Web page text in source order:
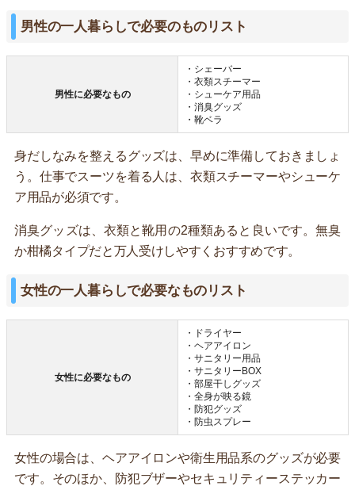
男性の一人暮らしで必要のものリスト
男性に必要なもの
・シェーバー
・衣類スチーマー
・シューケア用品
・消臭グッズ
・靴ベラ
身だしなみを整えるグッズは、早めに準備しておきましょ
う。仕事でスーツを着る人は、衣類スチーマーやシューケ
ア用品が必須です。
消臭グッズは、衣類と靴用の2種類あると良いです。無臭
か柑橘タイプだと万人受けしやすくおすすめです。
女性の一人暮らしで必要なものリスト
女性に必要なもの
・ドライヤー
・ヘアアイロン
・サニタリー用品
・サニタリーBOX
・部屋干しグッズ
・全身が映る鏡
・防犯グッズ
・防虫スプレー
女性の場合は、ヘアアイロンや衛生用品系のグッズが必要
です。そのほか、防犯ブザーやセキュリティーステッカー